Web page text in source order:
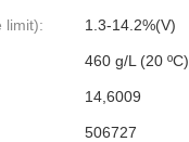
limit): 1.3-14.2%(V)
460 g/L (20 ºC)
14,6009
506727